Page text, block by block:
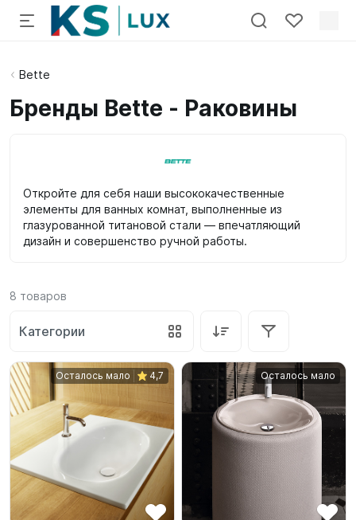
Bette
Бренды Bette - Раковины
Откройте для себя наши высококачественные
элементы для ванных комнат, выполненные из
глазурованной титановой стали — впечатляющий
дизайн и совершенство ручной работы.
8 товаров
Категории
Осталось мало 4,7 Осталось мало